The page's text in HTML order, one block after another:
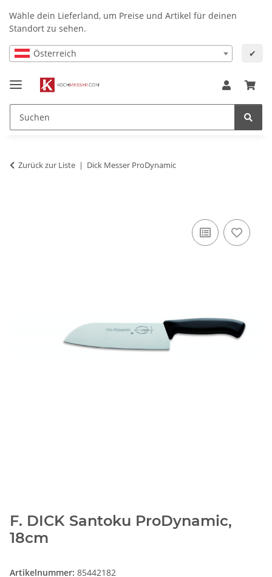
Wähle dein Lieferland, um Preise und Artikel für deinen
Standort zu sehen.
Österreich ✔
Zurück zur Liste Dick Messer ProDynamic
F. DICK Santoku ProDynamic,
18cm
Artikelnummer: 85442182